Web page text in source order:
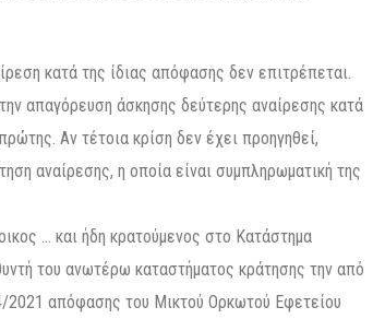
κατά της ίδιας απόφασης δεν επιτρέπεται.
απαγόρευση άσκησης δεύτερης αναίρεσης κατά
Αν τέτοια κρίση δεν έχει προηγηθεί,
αναίρεσης, η οποία είναι συμπληρωματική της
… και ήδη κρατούμενος στο Κατάστημα
του ανωτέρω καταστήματος κράτησης την από
2021 απόφασης του Μικτού Ορκωτού Εφετείου